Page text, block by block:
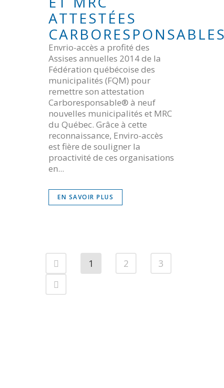
ATTESTÉES
Envrio-accès a profité des
Assises annuelles 2014 de la
Fédération québécoise des
municipalités (FQM) pour
remettre son attestation
Carboresponsable® à neuf
nouvelles municipalités et MRC
du Québec. Grâce à cette
reconnaissance, Enviro-accès
est fière de souligner la
proactivité de ces organisations
en...
EN SAVOIR PLUS
1 2 3